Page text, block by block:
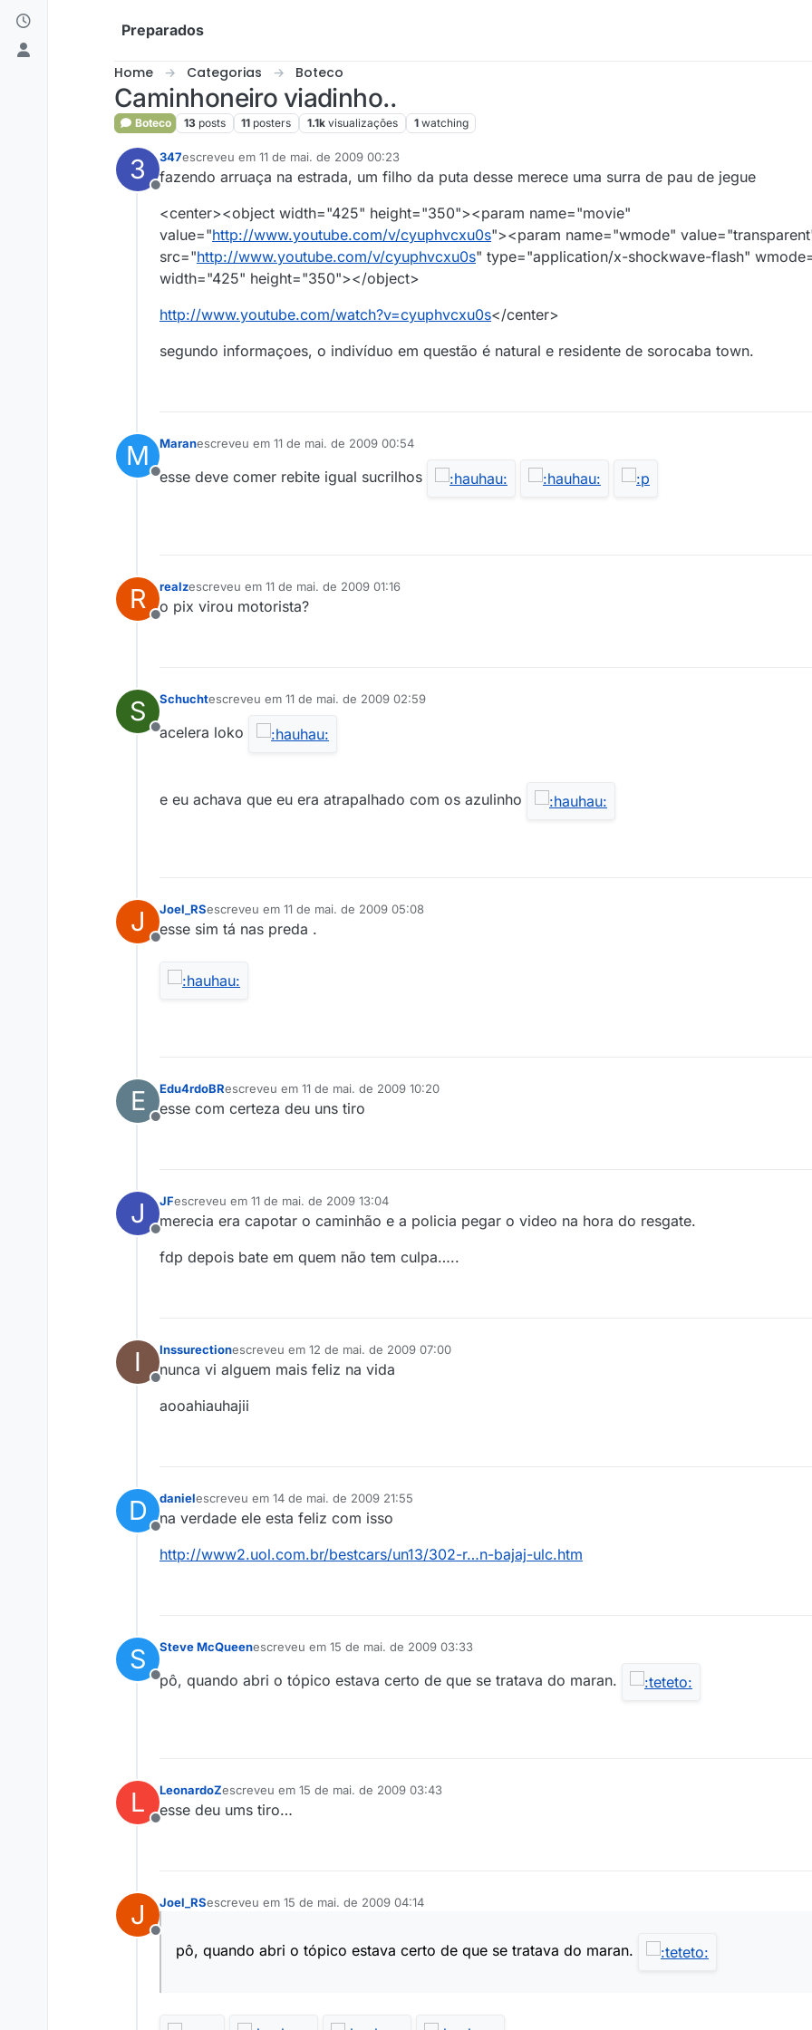
Skip to content
Preparados
Home Categorias Boteco
Caminhoneiro viadinho..
Boteco 13 posts 11 posters 1.1k visualizações 1 watching
3
Offline
347escreveu em 11 de mai. de 2009 00:23
última edição por5 de out. de 2009 20:23
fazendo arruaça na estrada, um filho da puta desse merece uma surra de pau de jegue
<center><object width="425" height="350"><param name="movie"
value="http://www.youtube.com/v/cyuphvcxu0s"><param name="wmode"
src="http://www.youtube.com/v/cyuphvcxu0s" type="application/x-shockwave-flash"
width="425" height="350"></object>
http://www.youtube.com/watch?v=cyuphvcxu0s</center>
segundo informaçoes, o indivíduo em questão é natural e residente de sorocaba town.
M
Offline
Maranescreveu em 11 de mai. de 2009 00:54
última edição por
esse deve comer rebite igual sucrilhos
R
Offline
realzescreveu em 11 de mai. de 2009 01:16
última edição por
o pix virou motorista?
S
Offline
Schuchtescreveu em 11 de mai. de 2009 02:59
última edição por
acelera loko
e eu achava que eu era atrapalhado com os azulinho
J
Offline
Joel_RSescreveu em 11 de mai. de 2009 05:08
última edição por
esse sim tá nas preda .
E
Offline
Edu4rdoBRescreveu em 11 de mai. de 2009 10:20
última edição por
esse com certeza deu uns tiro
J
Offline
JFescreveu em 11 de mai. de 2009 13:04
última edição por
merecia era capotar o caminhão e a policia pegar o video na hora do resgate.
fdp depois bate em quem não tem culpa…..
I
Offline
Inssurectionescreveu em 12 de mai. de 2009 07:00
última edição por
nunca vi alguem mais feliz na vida
aooahiauhajii
D
Offline
danielescreveu em 14 de mai. de 2009 21:55
última edição por
na verdade ele esta feliz com isso
http://www2.uol.com.br/bestcars/un13/302-r…n-bajaj-ulc.htm
S
Offline
Steve McQueenescreveu em 15 de mai. de 2009 03:33
última edição por
pô, quando abri o tópico estava certo de que se tratava do maran.
L
Offline
LeonardoZescreveu em 15 de mai. de 2009 03:43
última edição por
esse deu ums tiro…
J
Offline
Joel_RSescreveu em 15 de mai. de 2009 04:14
última edição por
pô, quando abri o tópico estava certo de que se tratava do maran.